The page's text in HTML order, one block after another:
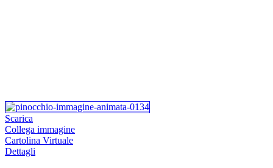
Scarica
Collega immagine
Cartolina Virtuale
Dettagli